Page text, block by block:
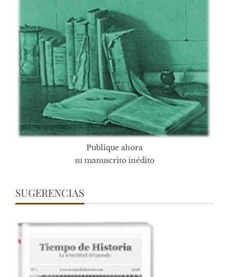
Publique ahora
su manuscrito inédito
SUGERENCIAS